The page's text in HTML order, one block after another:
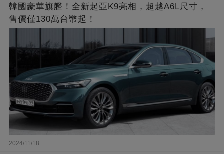
韓國豪華旗艦！全新起亞K9亮相，超越A6L尺寸，
售價僅130萬台幣起！
2024/11/18